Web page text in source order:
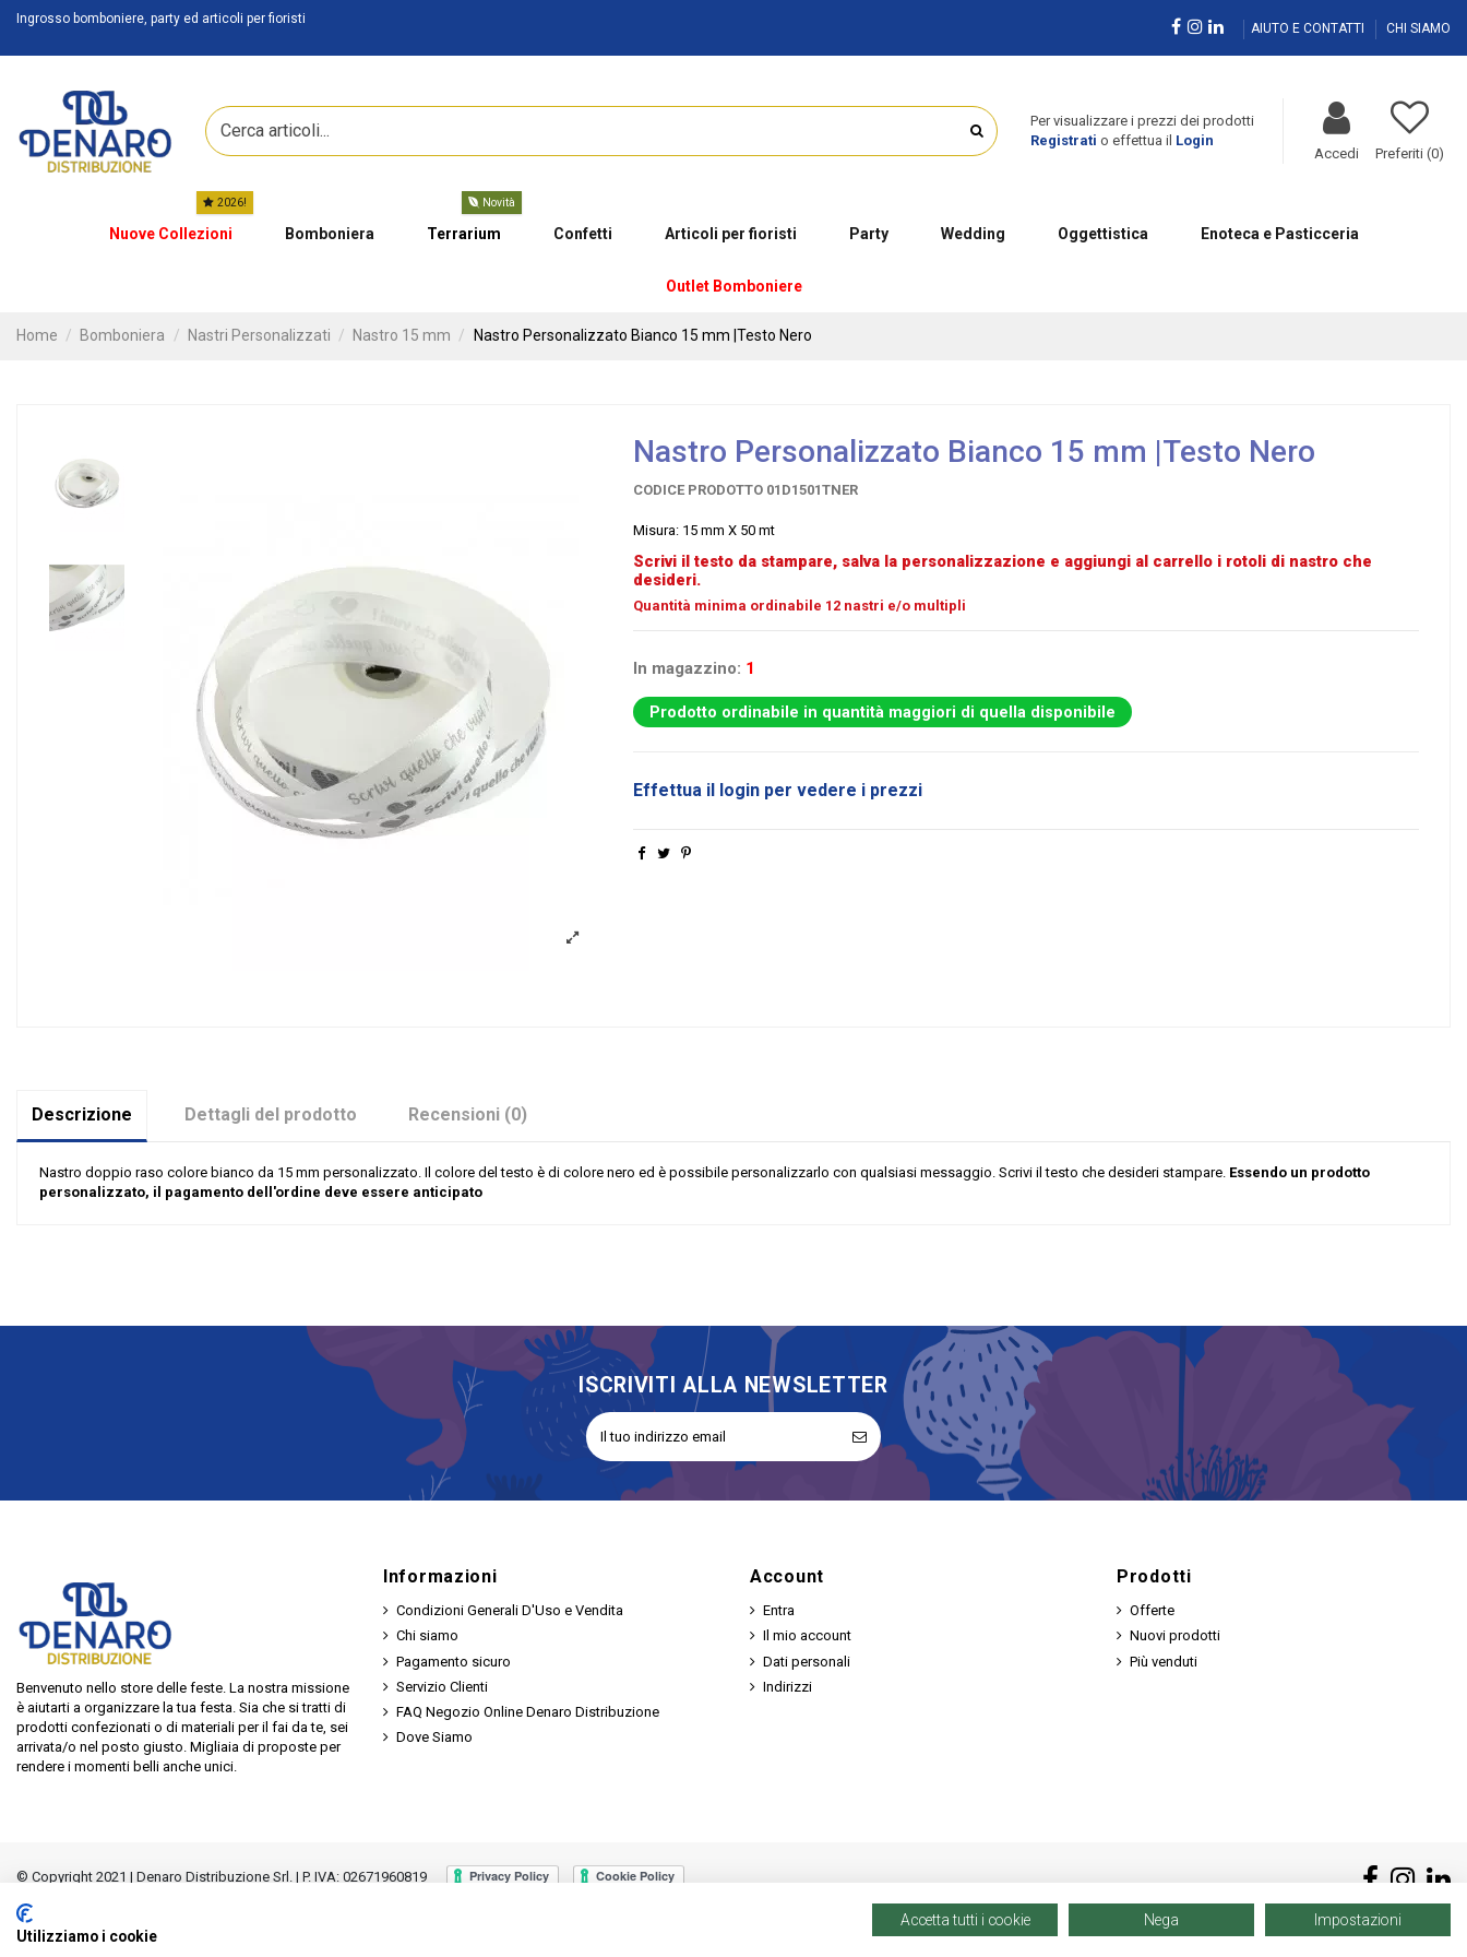
Ingrosso bomboniere, party ed articoli per fioristi
AIUTO E CONTATTI CHI SIAMO
Per visualizzare i prezzi dei prodotti
Registrati o effettua il Login
Accedi Preferiti (0)
Nuove Collezioni
2026!
Bomboniera Terrarium
Novità
Confetti Articoli per fioristi Party Wedding Oggettistica Enoteca e Pasticceria
Outlet Bomboniere
Home Bomboniera Nastri Personalizzati Nastro 15 mm Nastro Personalizzato Bianco 15 mm |Testo Nero
Nastro Personalizzato Bianco 15 mm |Testo Nero
CODICE PRODOTTO 01D1501TNER
Misura: 15 mm X 50 mt
Scrivi il testo da stampare, salva la personalizzazione e aggiungi al carrello i rotoli di nastro che
desideri.
Quantità minima ordinabile 12 nastri e/o multipli
In magazzino: 1
Prodotto ordinabile in quantità maggiori di quella disponibile
Effettua il login per vedere i prezzi
Descrizione Dettagli del prodotto Recensioni (0)
Nastro doppio raso colore bianco da 15 mm personalizzato. Il colore del testo è di colore nero ed è possibile personalizzarlo con qualsiasi messaggio. Scrivi il testo che desideri stampare. Essendo un prodotto
personalizzato, il pagamento dell'ordine deve essere anticipato
ISCRIVITI ALLA NEWSLETTER
Benvenuto nello store delle feste. La nostra missione
è aiutarti a organizzare la tua festa. Sia che si tratti di
prodotti confezionati o di materiali per il fai da te, sei
arrivata/o nel posto giusto. Migliaia di proposte per
rendere i momenti belli anche unici.
Informazioni
Condizioni Generali D'Uso e Vendita
Chi siamo
Pagamento sicuro
Servizio Clienti
FAQ Negozio Online Denaro Distribuzione
Dove Siamo
Account
Entra
Il mio account
Dati personali
Indirizzi
Prodotti
Offerte
Nuovi prodotti
Più venduti
© Copyright 2021 | Denaro Distribuzione Srl. | P. IVA: 02671960819
Utilizziamo i cookie
Accetta tutti i cookie Nega Impostazioni